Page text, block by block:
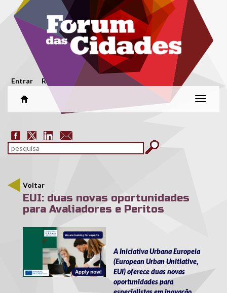
Passar para o conteúdo principal
Menu secundário
Entrar Registar
Alterar
Formulário de pesquisa
pesquisar
Voltar
EUI: duas novas oportunidades
para Avaliadores e Peritos
eui-experts2.jpg
A Iniciativa Urbana Europeia
(European Urban Unitiative,
EUI) oferece duas novas
oportunidades para